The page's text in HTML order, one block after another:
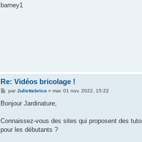
e
barney1
Re: Vidéos bricolage !
M
s
g
parJuliettebrico» mar. 01 nov. 2022, 15:22
Bonjour Jardinature,
Connaissez-vous des sites qui proposent des
pour les débutants ?